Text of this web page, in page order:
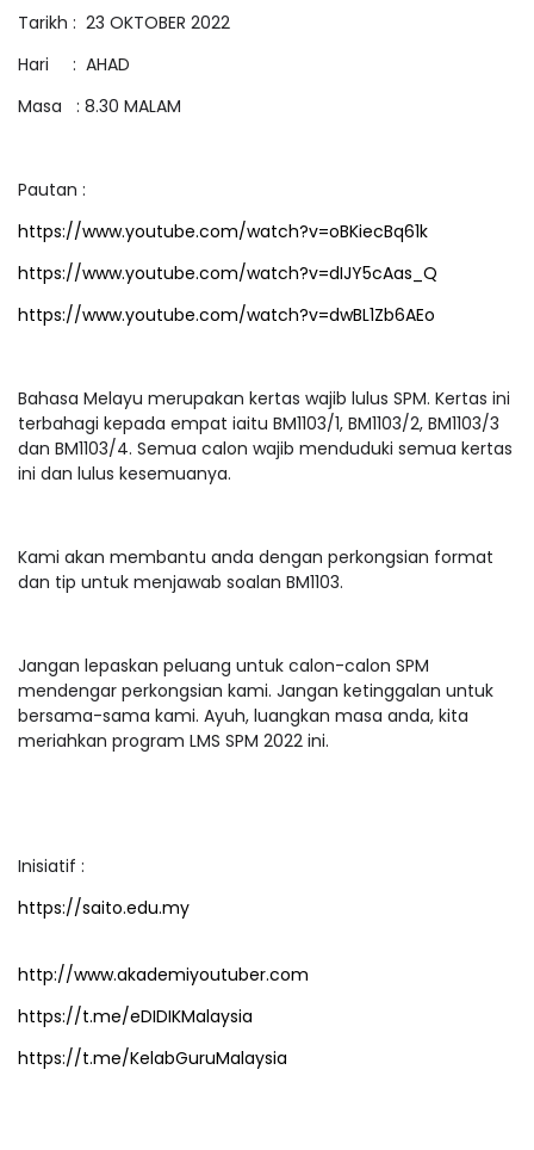
Tarikh : 23 OKTOBER 2022
Hari : AHAD
Masa : 8.30 MALAM
Pautan :
https://www.youtube.com/watch?v=oBKiecBq61k
https://www.youtube.com/watch?v=dIJY5cAas_Q
https://www.youtube.com/watch?v=dwBL1Zb6AEo
Bahasa Melayu merupakan kertas wajib lulus SPM. Kertas ini
terbahagi kepada empat iaitu BM1103/1, BM1103/2, BM1103/3
dan BM1103/4. Semua calon wajib menduduki semua kertas
ini dan lulus kesemuanya.
Kami akan membantu anda dengan perkongsian format
dan tip untuk menjawab soalan BM1103.
Jangan lepaskan peluang untuk calon-calon SPM
mendengar perkongsian kami. Jangan ketinggalan untuk
bersama-sama kami. Ayuh, luangkan masa anda, kita
meriahkan program LMS SPM 2022 ini.
Inisiatif :
https://saito.edu.my
http://www.akademiyoutuber.com
https://t.me/eDIDIKMalaysia
https://t.me/KelabGuruMalaysia